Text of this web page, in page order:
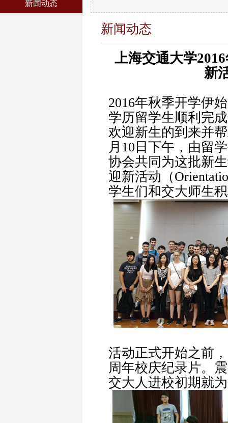
新闻动态
新闻动态
上海交通大学
新
2016年秋季开学伊
学历留学生顺利完
欢迎新生的到来并
月10日下午，由留
协会共同为这批新
迎新活动（
学生们和交大师生
活动正式开始之前
周年校庆纪录片。
交大人进校初期就